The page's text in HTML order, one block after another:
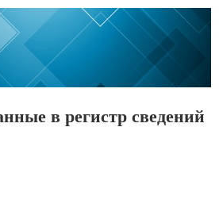
в регистр сведений